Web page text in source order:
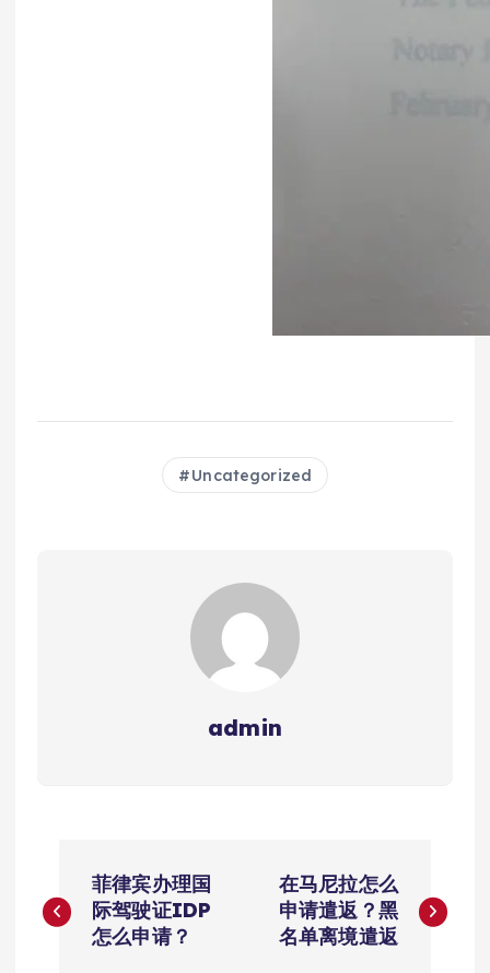
Uncategorized
admin
章
菲律宾办理国
际驾驶证IDP
怎么申请？
在马尼拉怎么
申请遣返？黑
名单离境遣返